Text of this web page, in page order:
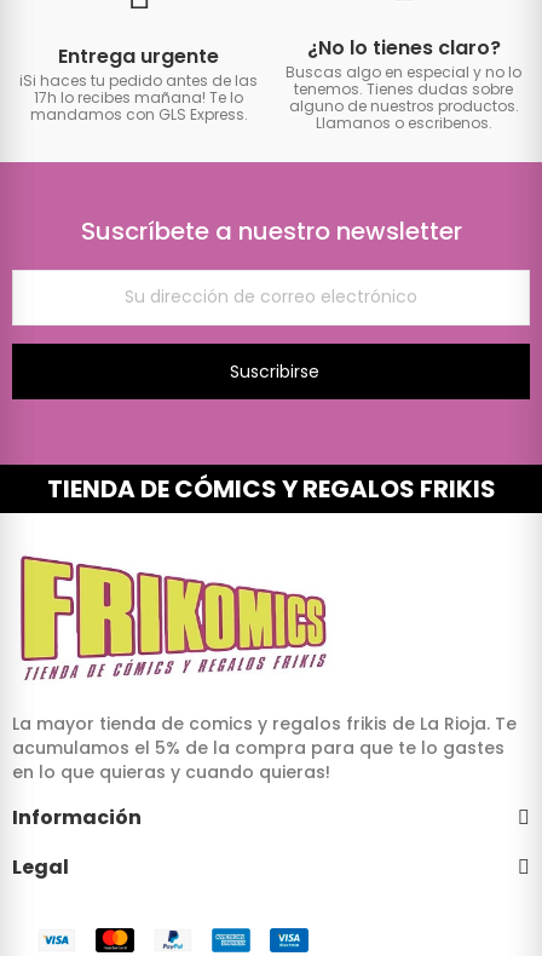
Entrega urgente
iSi haces tu pedido antes de las
17h lo recibes mañana! Te lo
mandamos con GLS Express.
¿No lo tienes claro?
Buscas algo en especial y no lo
tenemos. Tienes dudas sobre
alguno de nuestros productos.
Llamanos o escribenos.
Suscríbete a nuestro newsletter
Suscribirse
TIENDA DE CÓMICS Y REGALOS FRIKIS
La mayor tienda de comics y regalos frikis de La Rioja. Te
acumulamos el 5% de la compra para que te lo gastes
en lo que quieras y cuando quieras!
Información
Legal